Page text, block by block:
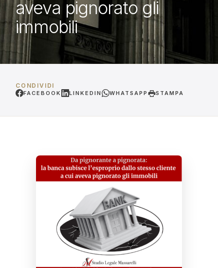
aveva pignorato gli
immobili
CONDIVIDI
FACEBOOK LINKEDIN WHATSAPP STAMPA